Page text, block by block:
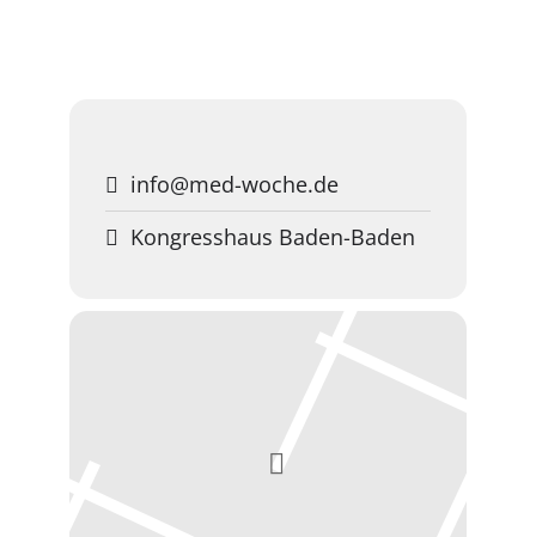
info@med-woche.de
Kongresshaus Baden-Baden